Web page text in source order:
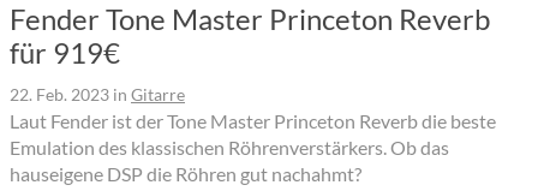
Fender Tone Master Princeton Reverb
für 919€
22. Feb. 2023 in Gitarre
Laut Fender ist der Tone Master Princeton Reverb die beste
Emulation des klassischen Röhrenverstärkers. Ob das
hauseigene DSP die Röhren gut nachahmt?